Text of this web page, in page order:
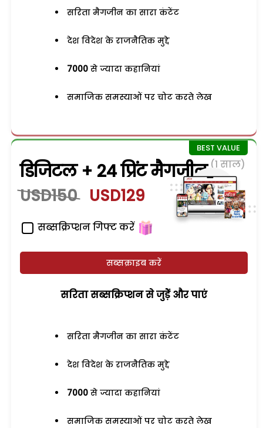
सरिता मैगजीन का सारा कंटेंट
देश विदेश के राजनैतिक मुद्दे
7000 से ज्यादा कहानियां
समाजिक समस्याओं पर चोट करते लेख
डिजिटल + 24 प्रिंट मैगजीन (1 साल)
USD150 USD129
सब्सक्रिप्शन गिफ्ट करें
सब्सक्राइब करें
सरिता सब्सक्रिप्शन से जुड़ेें और पाएं
सरिता मैगजीन का सारा कंटेंट
देश विदेश के राजनैतिक मुद्दे
7000 से ज्यादा कहानियां
समाजिक समस्याओं पर चोट करते लेख